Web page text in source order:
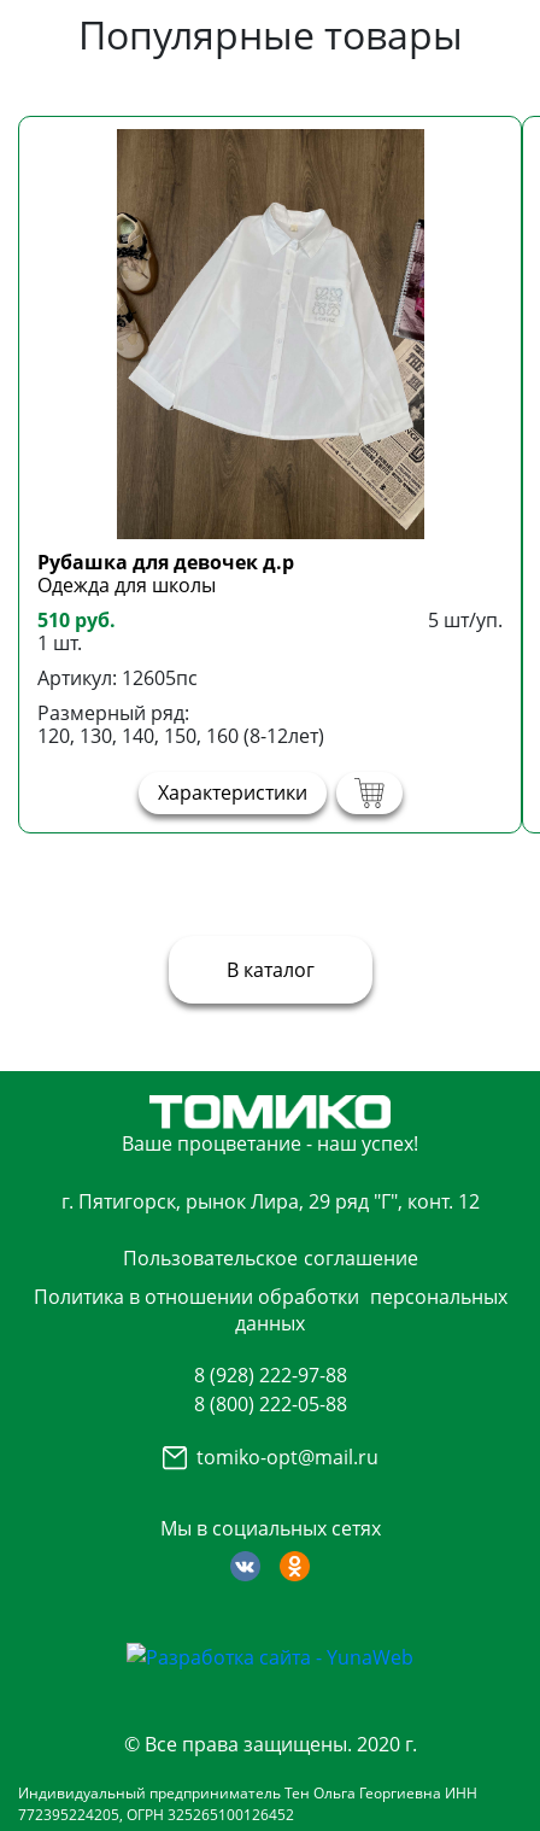
Популярные товары
Рубашка для девочек д.р
Одежда для школы
510 руб.
1 шт.
5 шт/уп.
Артикул: 12605пс
Размерный ряд:
120, 130, 140, 150, 160 (8-12лет)
Характеристики
В каталог
Ваше процветание - наш успех!
г. Пятигорск, рынок Лира, 29 ряд "Г", конт. 12
Пользовательское соглашение
Политика в отношении обработки персональных
данных
Мы в социальных сетях
8 (928) 222-97-88
8 (800) 222-05-88
tomiko-opt@mail.ru
© Все права защищены. 2020 г.
Индивидуальный предприниматель Тен Ольга Георгиевна ИНН
772395224205, ОГРН 325265100126452